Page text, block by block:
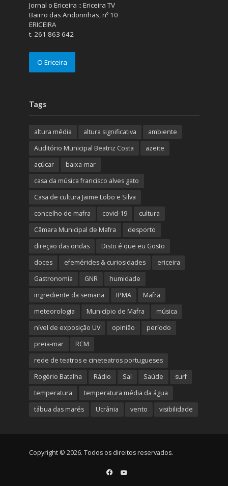
Jornal o Ericeira :: Ericeira TV
Bairro das Andorinhas, nº 10
ERICEIRA
t. 261 863 642
O Ericeira
Tags
altura média altura significativa
ambiente
Auditório Municipal Beatriz Costa
azeite
açúcar
baixa-mar
casa da música francisco alves gato
Casa de cultura Jaime Lobo e Silva
concelho de mafra
covid-19
cultura
Câmara Municipal de Mafra
desporto
direção das ondas
Disto é que eu Gosto
doces
efemérides & curiosidades
ericeira
Gastronomia
GNR
humidade
ingrediente da semana
IPMA
Mafra
meteorologia
Município de Mafra
música
nível de exposição UV
opinião
período
preia-mar
RCM
rede de teatros e cineteatros portugueses
Rogério Batalha
Rádio Sal Saúde
surf
temperatura
temperatura média da água
tábua das marés
Ucrânia vento visibilidade
Copyright © 2026. Todos os direitos reservados.